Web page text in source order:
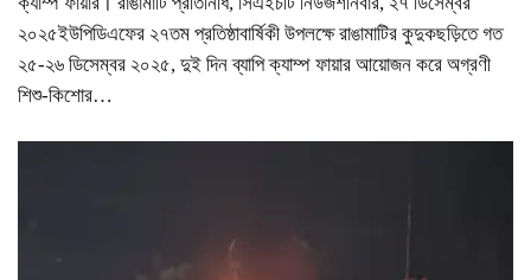
২০২৫ইউপিডিএফের ২৭তম প্রতিষ্ঠাবার্ষিকী উপলক্ষে রাঙামাটির কুদুকছড়িতে গত
২৫-২৬ ডিসেম্বর ২০২৫, দুই দিন ব্যাপি ক্যাম্প ফায়ার আয়োজন করে অগ্রণী
শিশু-কিশোর…